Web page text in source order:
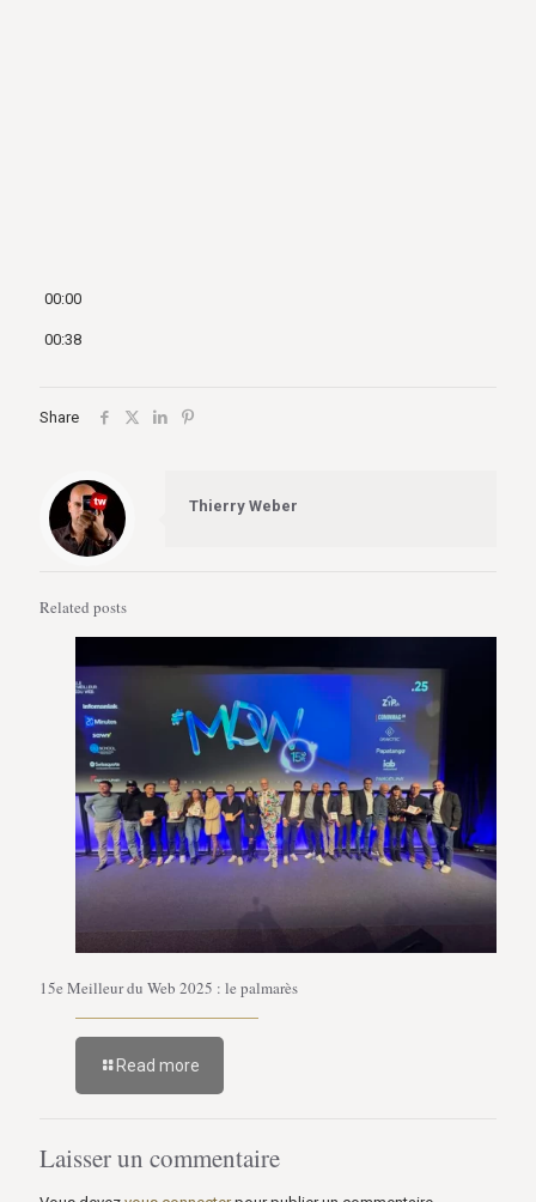
00:00
00:38
Share
Thierry Weber
Related posts
15e Meilleur du Web 2025 : le palmarès
Read more
Laisser un commentaire